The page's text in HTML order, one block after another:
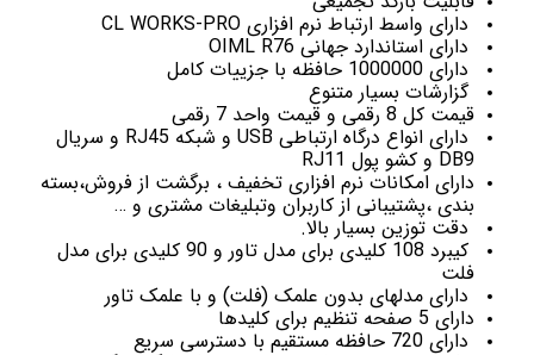
دارای واسط ارتباط نرم افزاری CL WORKS-PRO
دارای استاندارد جهانی OIML R76
دارای 1000000 حافظه با جزییات کامل
گزارشات بسیار متنوع
قیمت کل 8 رقمی و قیمت واحد 7 رقمی
دارای انواع درگاه ارتباطی USB و شبکه RJ45 و سریال
DB9 و کشو پول RJ11
دارای امکانات نرم افزاری تخفیف ، برگشت از فروش،بسته
بندی ،پشتیبانی از کاربران وتبلیغات مشتری و …
دقت توزین بسیار بالا.
کیبرد 108 کلیدی برای مدل تاور و 90 کلیدی برای مدل
فلت
دارای مدلهای بدون علمک (فلت) و با علمک تاور
دارای 5 صفحه تنظیم برای کلیدها
دارای 720 حافظه مستقیم با دسترسی سریع